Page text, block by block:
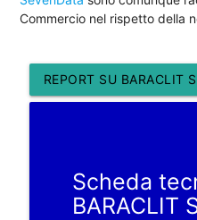
Commercio nel rispetto della
REPORT SU BARACLIT
Scheda
BARACLIT